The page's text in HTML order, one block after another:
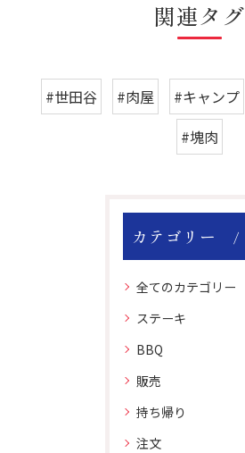
関連タグ
#世田谷 #肉屋 #キャンプ
#塊肉
カテゴリー
全てのカテゴリー
ステーキ
BBQ
販売
持ち帰り
注文